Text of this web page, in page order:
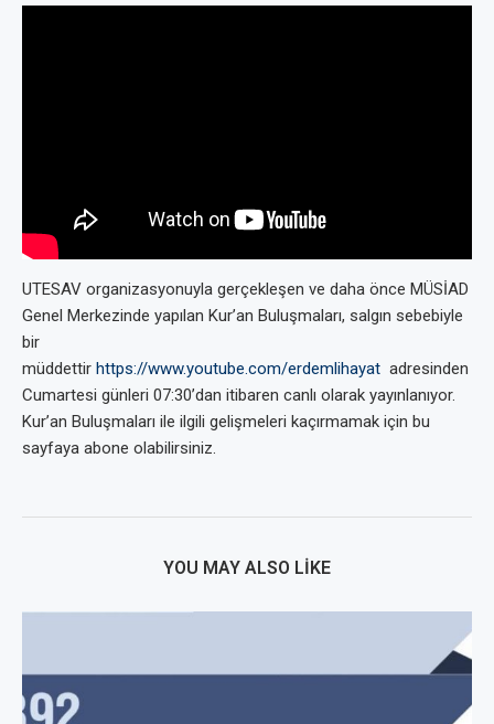
UTESAV organizasyonuyla gerçekleşen ve daha önce MÜSİAD
Genel Merkezinde yapılan Kur’an Buluşmaları, salgın sebebiyle
bir
müddettir https://www.youtube.com/erdemlihayat adresinden
Cumartesi günleri 07:30’dan itibaren canlı olarak yayınlanıyor.
Kur’an Buluşmaları ile ilgili gelişmeleri kaçırmamak için bu
sayfaya abone olabilirsiniz.
YOU MAY ALSO LIKE